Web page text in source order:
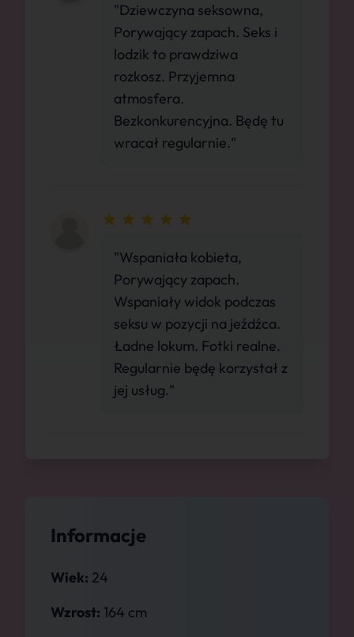
Informacje
Wiek: 24
Wzrost: 164 cm
"Dziewczyna seksowna,
Porywający zapach. Seks i
lodzik to prawdziwa
rozkosz. Przyjemna
atmosfera.
Bezkonkurencyjna. Będę tu
wracał regularnie."
"Wspaniała kobieta,
Porywający zapach.
Wspaniały widok podczas
seksu w pozycji na jeźdźca.
Ładne lokum. Fotki realne.
Regularnie będę korzystał z
jej usług."